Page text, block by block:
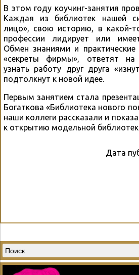
В этом году коучинг-занятия
Каждая из библиотек нашей
лицо», свою историю, в какой-
профессии лидирует или
Обмен знаниями и
«секреты фирмы», ответят на
узнать работу друг друга
подтолкнут к новой идее.
Первым занятием стала
Богаткова «Библиотека нового
наши коллеги рассказали и
к открытию модельной
Дата